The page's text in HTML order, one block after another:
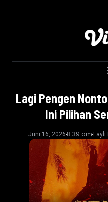
Lagi Pengen
Ini Pilihan
Juni 16, 2026 8:39 am Layli